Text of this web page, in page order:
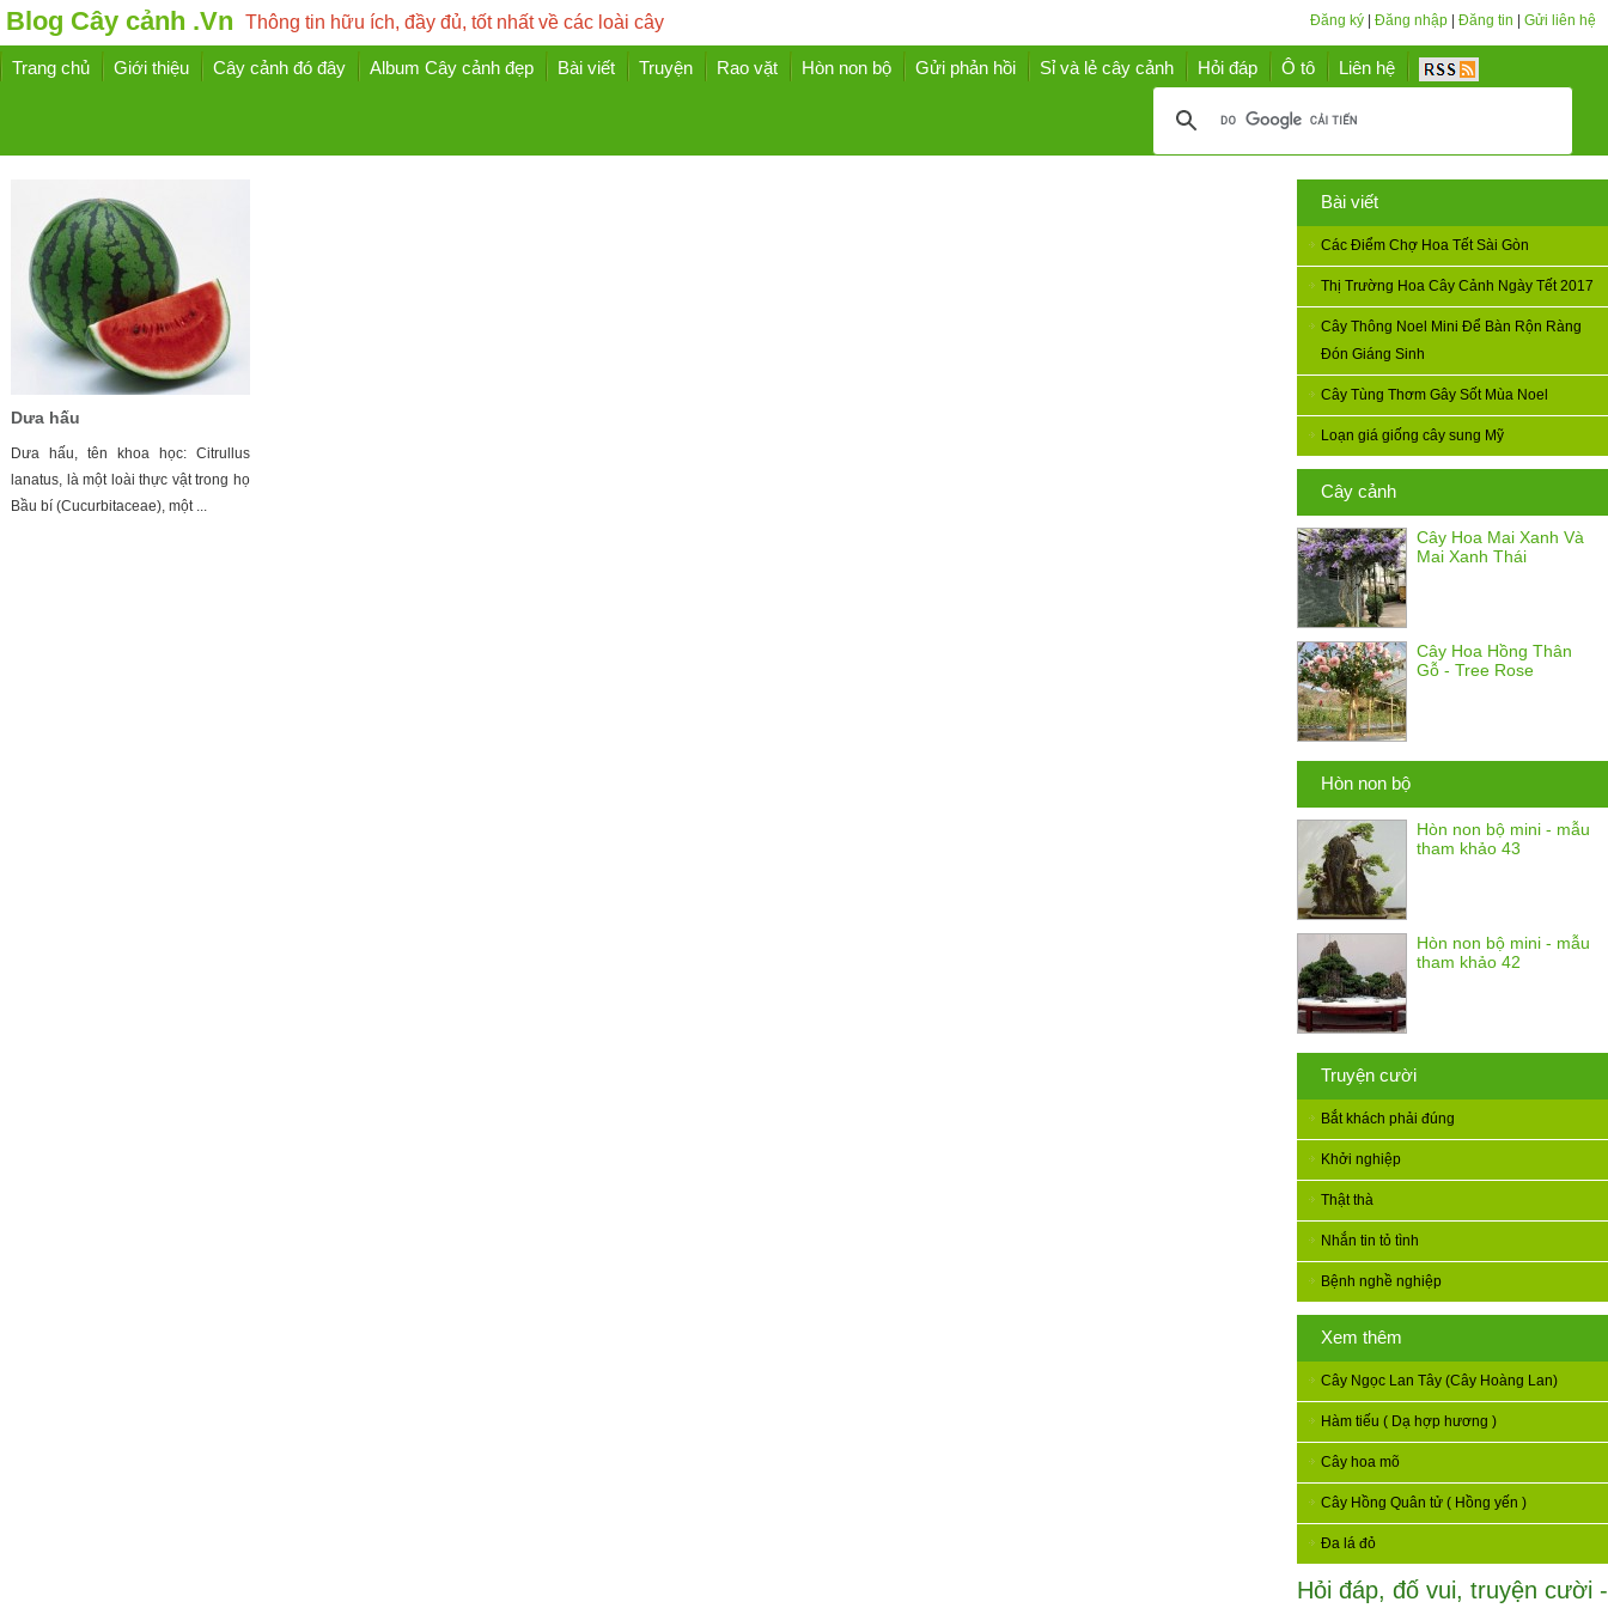
Blog Cây cảnh .Vn Thông tin hữu ích, đầy đủ, tốt nhất về các loài cây Đăng ký Đăng nhập Đăng tin Gửi liên hệ
Trang chủ Giới thiệu Cây cảnh đó đây Album Cây cảnh đẹp Bài viết Truyện Rao vặt Hòn non bộ Gửi phản hồi Sỉ và lẻ cây cảnh Hỏi đáp Ô tô Liên hệ
Bài viết
Các Điểm Chợ Hoa Tết Sài Gòn
Thị Trường Hoa Cây Cảnh Ngày Tết 2017
Cây Thông Noel Mini Để Bàn Rộn Ràng
Đón Giáng Sinh
Cây Tùng Thơm Gây Sốt Mùa Noel
Loạn giá giống cây sung Mỹ
Cây cảnh
Cây Hoa Mai Xanh Và
Mai Xanh Thái
Cây Hoa Hồng Thân
Gỗ - Tree Rose
Hòn non bộ
Hòn non bộ mini - mẫu
tham khảo 43
Hòn non bộ mini - mẫu
tham khảo 42
Truyện cười
Bắt khách phải đúng
Khởi nghiệp
Thật thà
Nhắn tin tỏ tình
Bệnh nghề nghiệp
Xem thêm
Cây Ngọc Lan Tây (Cây Hoàng Lan)
Hàm tiếu ( Dạ hợp hương )
Cây hoa mõ
Cây Hồng Quân tử ( Hồng yến )
Đa lá đỏ
Hỏi đáp, đố vui, truyện cười -
Dưa hấu
Dưa hấu, tên khoa học: Citrullus
lanatus, là một loài thực vật trong họ
Bầu bí (Cucurbitaceae), một ...